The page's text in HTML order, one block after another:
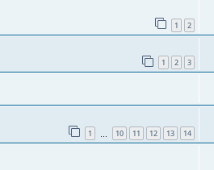
1 2
1 2 3
1 10 11 12 13 14